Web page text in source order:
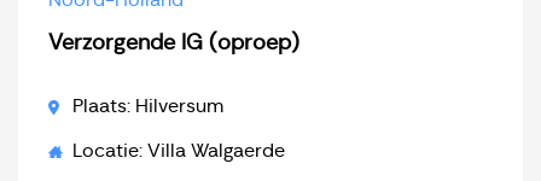
Verzorgende IG (oproep)
Plaats: Hilversum
Locatie: Villa Walgaerde